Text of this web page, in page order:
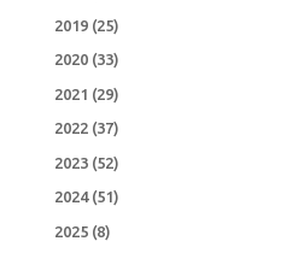
2019(25)
2020(33)
2021 (29)
2022(37)
2023(52)
2024(51)
2025(8)